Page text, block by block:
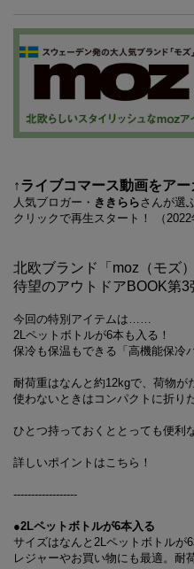
↑ライブコマース動画をア
人気ブロガー・ ききららさんが選
クリックで再生スタート！ （2022
北欧ブランド「moz（モズ
待望のアウトドアBOOK第3
今回の特別アイテムは……
2Lペットボトルが6本も入る！
保冷も保温もできる「高機能保冷
耐荷重はなんと約12kgで、荷物が
使わないときはコンパクトに折り
ひとつ持っておくととっても便利
詳しいポイントはこちら！
------------------
●2Lペットボトルが6本入る
サイズはなんと2Lペットボトルが
レジャーやお買い物にも最適。耐